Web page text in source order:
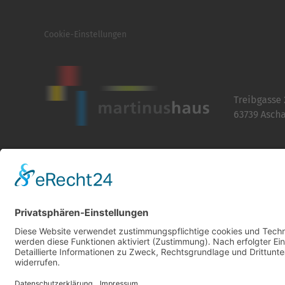
Cookie-Einstellungen
Treibgasse
63739